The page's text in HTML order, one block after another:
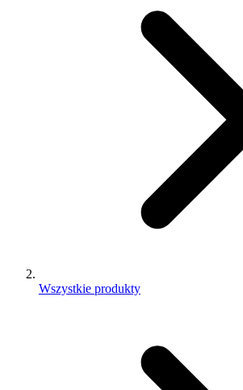
Wszystkie produkty